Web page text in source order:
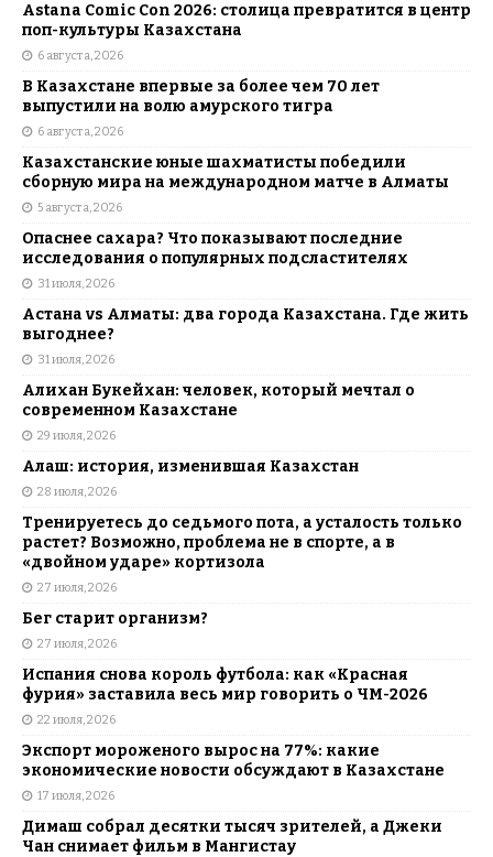
Astana Comic Con 2026: столица превратится в центр
поп-культуры Казахстана
6 августа, 2026
В Казахстане впервые за более чем 70 лет
выпустили на волю амурского тигра
6 августа, 2026
Казахстанские юные шахматисты победили
сборную мира на международном матче в Алматы
5 августа, 2026
Опаснее сахара? Что показывают последние
исследования о популярных подсластителях
31 июля, 2026
Астана vs Алматы: два города Казахстана. Где жить
выгоднее?
31 июля, 2026
Алихан Букейхан: человек, который мечтал о
современном Казахстане
29 июля, 2026
Алаш: история, изменившая Казахстан
28 июля, 2026
Тренируетесь до седьмого пота, а усталость только
растет? Возможно, проблема не в спорте, а в
«двойном ударе» кортизола
27 июля, 2026
Бег старит организм?
27 июля, 2026
Испания снова король футбола: как «Красная
фурия» заставила весь мир говорить о ЧМ-2026
22 июля, 2026
Экспорт мороженого вырос на 77%: какие
экономические новости обсуждают в Казахстане
17 июля, 2026
Димаш собрал десятки тысяч зрителей, а Джеки
Чан снимает фильм в Мангистау